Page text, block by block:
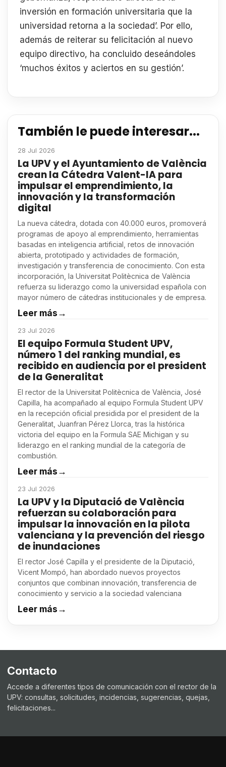
inversión en formación universitaria que la
universidad retorna a la sociedad’. Por ello,
además de reiterar su felicitación al nuevo
equipo directivo, ha concluido deseándoles
‘muchos éxitos y aciertos en su gestión’.
También le puede interesar...
28 Jul 2026
La UPV y el Ayuntamiento de València
crean la Cátedra Valent-IA para
impulsar el emprendimiento, la
innovación y la transformación
digital
La nueva cátedra, dotada con 40.000 euros, promoverá
programas de apoyo al emprendimiento, herramientas
basadas en inteligencia artificial, retos de innovación
abierta, prototipado y actividades de formación,
investigación y transferencia de conocimiento. Con esta
incorporación, la Universitat Politècnica de València
refuerza su liderazgo como la universidad española con
mayor número de cátedras institucionales y de empresa.
Leer más→
23 Jul 2026
El equipo Formula Student UPV,
número 1 del ranking mundial, es
recibido en audiencia por el president
de la Generalitat
El rector de la Universitat Politècnica de València, José
Capilla, ha acompañado al equipo Formula Student UPV
en la recepción oficial presidida por el president de la
Generalitat, Juanfran Pérez Llorca, tras la histórica
victoria del equipo en la Formula SAE Michigan y su
liderazgo en el ranking mundial de la categoría de
combustión.
Leer más→
23 Jul 2026
La UPV y la Diputació de València
refuerzan su colaboración para
impulsar la innovación en la pilota
valenciana y la prevención del riesgo
de inundaciones
El rector José Capilla y el presidente de la Diputació,
Vicent Mompó, han abordado nuevos proyectos
conjuntos que combinan innovación, transferencia de
conocimiento y servicio a la sociedad valenciana
Leer más→
Contacto
Accede a diferentes tipos de comunicación con el rector de la
UPV: consultas, solicitudes, incidencias, sugerencias, quejas,
felicitaciones...